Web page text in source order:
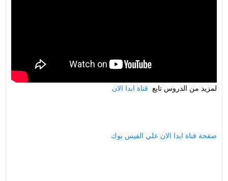
لمزيد من الدروس تايع قناة ابدا الان
صفحة قناة ابدا الان علي الفيس بوك